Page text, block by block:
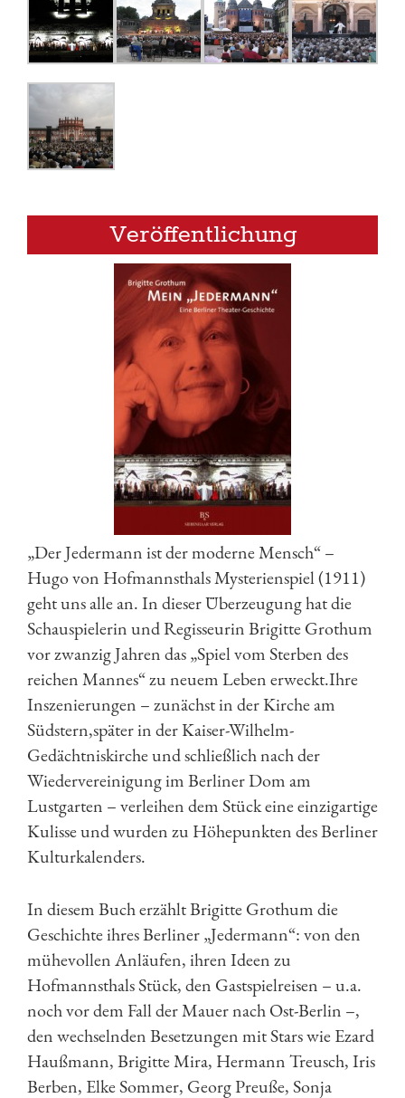
Veröffentlichung
„Der Jedermann ist der moderne Mensch“ –
Hugo von Hofmannsthals Mysterienspiel (1911)
geht uns alle an. In dieser Überzeugung hat die
Schauspielerin und Regisseurin Brigitte Grothum
vor zwanzig Jahren das „Spiel vom Sterben des
reichen Mannes“ zu neuem Leben erweckt.Ihre
Inszenierungen – zunächst in der Kirche am
Südstern,später in der Kaiser-Wilhelm-
Gedächtniskirche und schließlich nach der
Wiedervereinigung im Berliner Dom am
Lustgarten – verleihen dem Stück eine einzigartige
Kulisse und wurden zu Höhepunkten des Berliner
Kulturkalenders.
In diesem Buch erzählt Brigitte Grothum die
Geschichte ihres Berliner „Jedermann“: von den
mühevollen Anläufen, ihren Ideen zu
Hofmannsthals Stück, den Gastspielreisen – u.a.
noch vor dem Fall der Mauer nach Ost-Berlin –,
den wechselnden Besetzungen mit Stars wie Ezard
Haußmann, Brigitte Mira, Hermann Treusch, Iris
Berben, Elke Sommer, Georg Preuße, Sonja